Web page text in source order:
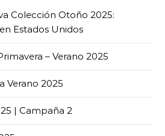
Colección Otoño 2025:
Estados Unidos
– Verano 2025
Verano 2025
| Campaña 2